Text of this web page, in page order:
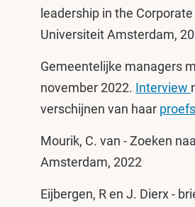
leadership in the
Universiteit Amsterdam,
Gemeentelijke managers
november 2022. Interview
verschijnen van haar
Mourik, C. van - Zoeken
Amsterdam, 2022
Eijbergen, R en J. Dierx -